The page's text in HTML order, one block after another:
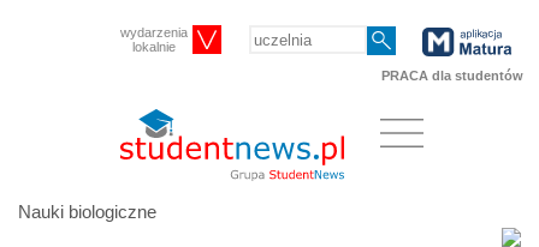
wydarzenia
lokalnie
PRACA dla studentów
Nauki biologiczne